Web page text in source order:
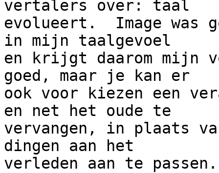
vertalers over: taal
evolueert.  Image was
in mijn taalgevoel
en krijgt daarom mijn
goed, maar je kan er
ook voor kiezen een
en net het oude te
vervangen, in plaats
dingen aan het
verleden aan te passen.